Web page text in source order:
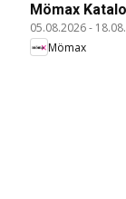
Mömax
05.08.2026-
Mömax